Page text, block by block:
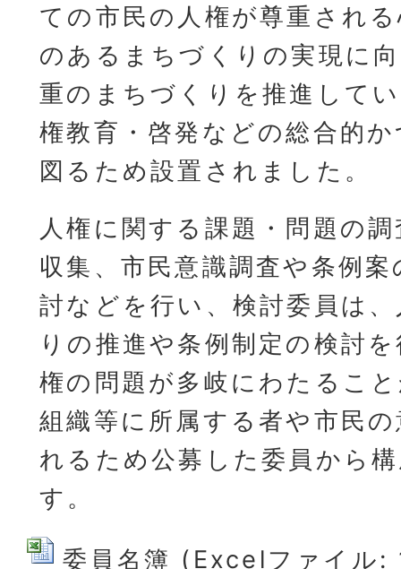
ての市民の人権が尊重され
のあるまちづくりの実現に
重のまちづくりを推進して
権教育・啓発などの総合的
図るため設置されました。
人権に関する課題・問題の
収集、市民意識調査や条例
討などを行い、検討委員は
りの推進や条例制定の検討
権の問題が多岐にわたるこ
組織等に所属する者や市民
れるため公募した委員から
す。
委員名簿 (Excelファイル